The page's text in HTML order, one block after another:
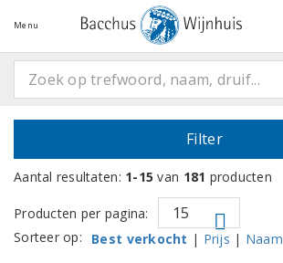
Menu
Filter
Aantal resultaten: 1-15 van 181 producten
Producten per pagina:
Sorteer op:
Best verkocht | Prijs | Naam